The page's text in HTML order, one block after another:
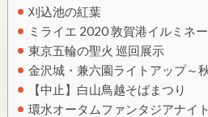
刈込池の紅葉
ミライエ 2020 敦賀港イルミネ
東京五輪の聖火 巡回展示
金沢城・兼六園ライトアップ～
【中止】白山鳥越そばまつり
環水オータムファンタジアナイト